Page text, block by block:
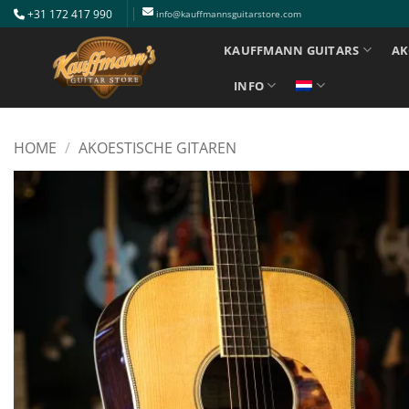
Ga
naar
+31 172 417 990 info@kauffmannsguitarstore.com
KAUFFMANN GUITARS
INFO
HOME / AKOESTISCHE GITAREN